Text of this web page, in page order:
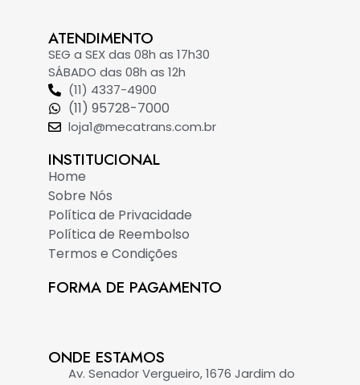
ATENDIMENTO
SEG a SEX das 08h as 17h30
SÁBADO das 08h as 12h
(11) 4337-4900
(11) 95728-7000
loja1@mecatrans.com.br
INSTITUCIONAL​
Home
Sobre Nós
Política de Privacidade
Política de Reembolso
Termos e Condições
FORMA DE PAGAMENTO
ONDE ESTAMOS
Av. Senador Vergueiro, 1676 Jardim do